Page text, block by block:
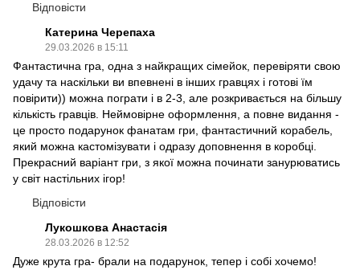
Відповісти
Катерина Черепаха
29.03.2026 в 15:11
Фантастична гра, одна з найкращих сімейок, перевіряти свою
удачу та наскільки ви впевнені в інших гравцях і готові їм
повірити)) можна пограти і в 2-3, але розкривається на більшу
кількість гравців. Неймовірне оформлення, а повне видання -
це просто подарунок фанатам гри, фантастичний корабель,
який можна кастомізувати і одразу доповнення в коробці.
Прекрасний варіант гри, з якої можна починати занурюватись
у світ настільних ігор!
Відповісти
Лукошкова Анастасія
28.03.2026 в 12:52
Дуже крута гра- брали на подарунок, тепер і собі хочемо!